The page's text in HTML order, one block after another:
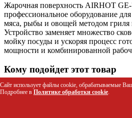
Жарочная поверхность AIRHOT
профессиональное оборудование
мяса, рыбы и овощей методом гриля
Устройство заменяет множество
мойку посуды и ускоряя процесс
мощности и комбинированной
Кому подойдет этот товар
Шеф-повара и сотрудники
ресторанах, кафе и столовых
Сайт использует файлы cookie, обрабатываемые
Подробнее в Политике обработки cookie.